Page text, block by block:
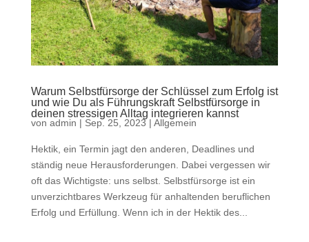
Warum Selbstfürsorge der Schlüssel zum Erfolg ist
und wie Du als Führungskraft Selbstfürsorge in
deinen stressigen Alltag integrieren kannst
von admin | Sep. 25, 2023| Allgemein
Hektik, ein Termin jagt den anderen, Deadlines und
ständig neue Herausforderungen. Dabei vergessen wir
oft das Wichtigste: uns selbst. Selbstfürsorge ist ein
unverzichtbares Werkzeug für anhaltenden beruflichen
Erfolg und Erfüllung. Wenn ich in der Hektik des...